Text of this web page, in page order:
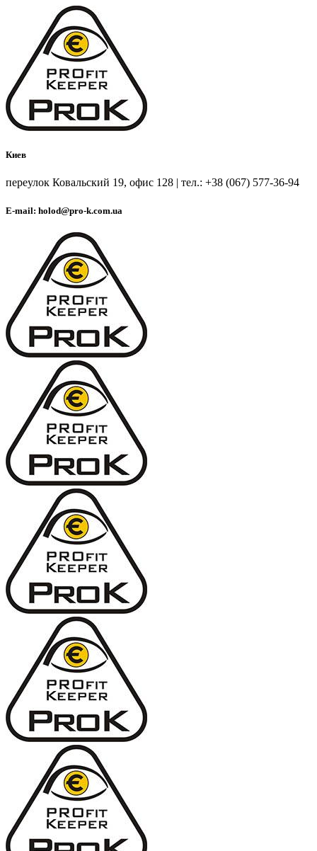
Киев
переулок Ковальский 19, офис 128 | тел.: +38 (067) 577-36-94
E-mail: holod@pro-k.com.ua